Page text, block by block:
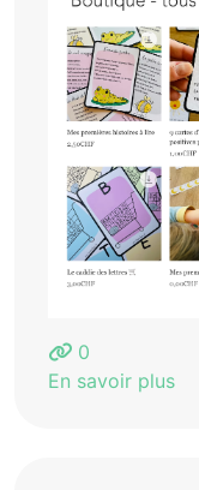
0
En savoir plus